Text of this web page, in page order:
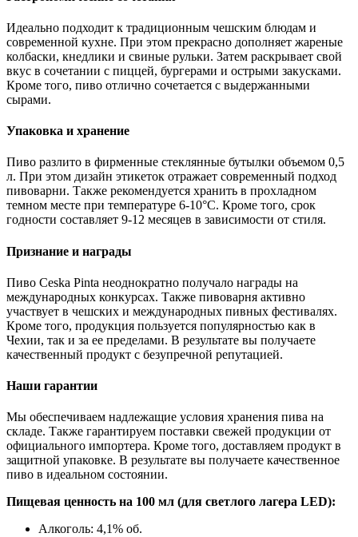
Идеально подходит к традиционным чешским блюдам и
современной кухне. При этом прекрасно дополняет жареные
колбаски, кнедлики и свиные рульки. Затем раскрывает свой
вкус в сочетании с пиццей, бургерами и острыми закусками.
Кроме того, пиво отлично сочетается с выдержанными
сырами.
Упаковка и хранение
Пиво разлито в фирменные стеклянные бутылки объемом 0,5
л. При этом дизайн этикеток отражает современный подход
пивоварни. Также рекомендуется хранить в прохладном
темном месте при температуре 6-10°C. Кроме того, срок
годности составляет 9-12 месяцев в зависимости от стиля.
Признание и награды
Пиво Ceska Pinta неоднократно получало награды на
международных конкурсах. Также пивоварня активно
участвует в чешских и международных пивных фестивалях.
Кроме того, продукция пользуется популярностью как в
Чехии, так и за ее пределами. В результате вы получаете
качественный продукт с безупречной репутацией.
Наши гарантии
Мы обеспечиваем надлежащие условия хранения пива на
складе. Также гарантируем поставки свежей продукции от
официального импортера. Кроме того, доставляем продукт в
защитной упаковке. В результате вы получаете качественное
пиво в идеальном состоянии.
Пищевая ценность на 100 мл (для светлого лагера LED):
Алкоголь: 4,1% об.